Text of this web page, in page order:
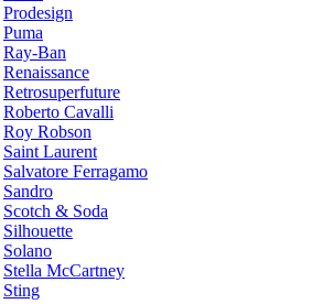
Prodesign
Puma
Ray-Ban
Renaissance
Retrosuperfuture
Roberto Cavalli
Roy Robson
Saint Laurent
Salvatore Ferragamo
Sandro
Scotch & Soda
Silhouette
Solano
Stella McCartney
Sting